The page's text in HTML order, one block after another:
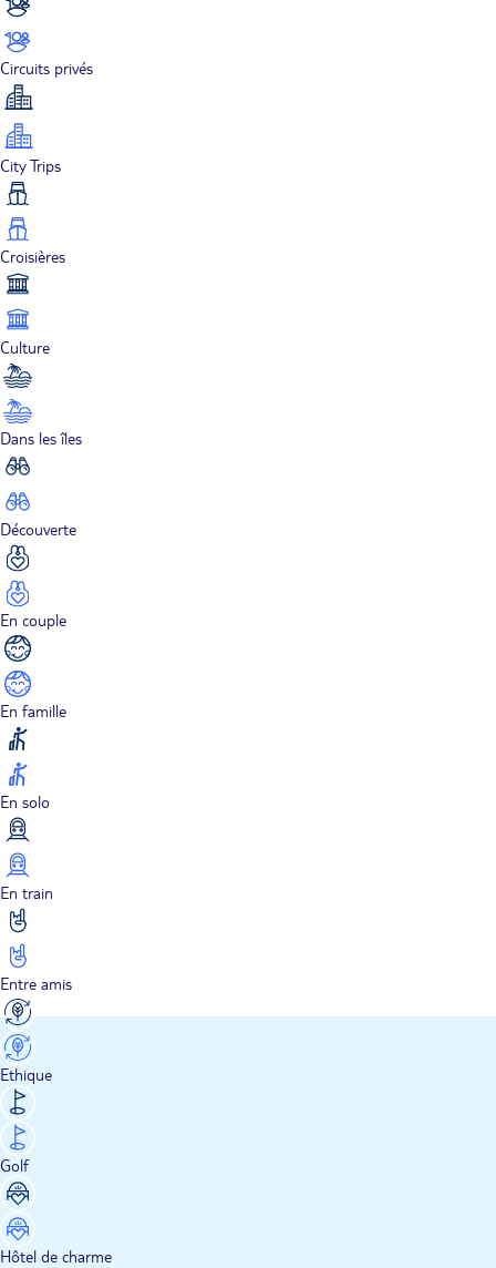
Circuits privés
City Trips
Croisières
Culture
Dans les îles
Découverte
En couple
En famille
En solo
En train
Entre amis
Ethique
Golf
Hôtel de charme